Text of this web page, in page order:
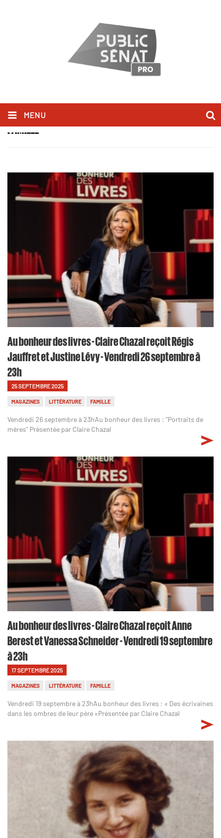
MENU
FAMILLE
Au bonheur des livres - Claire Chazal reçoit Régis
Jauffret et Justine Lévy - Vendredi 26 septembre à
23h
25 SEPTEMBRE 2025
MAGAZINES LITTÉRATURE FAMILLE
Vendredi 26 septembre à 23hAu bonheur des livres : "Portraits de
mères" Présentée par Claire Chazal
Au bonheur des livres - Claire Chazal reçoit Anne
Berest et Vanessa Schneider - Vendredi 19 septembre
à 23h
17 SEPTEMBRE 2025
MAGAZINES LITTÉRATURE FAMILLE
Vendredi 19 septembre à 23hAu bonheur des livres : « Des écrivaines
dans les ombres de leur père »Présentée par Claire Chazal